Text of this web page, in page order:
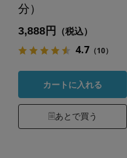
分）
3,888円 （税込）
4.7（10）
カートに入れる
あとで買う